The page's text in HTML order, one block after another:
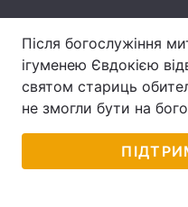
Послуги
Після богослужіння
ігуменею Євдокією
святом стариць
не змогли бути на